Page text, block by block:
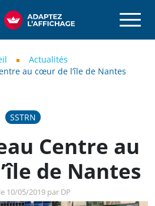
Actualités
au cœur de l’île de Nantes
SSTRN
Centre au
de Nantes
10/05/2019 par DP